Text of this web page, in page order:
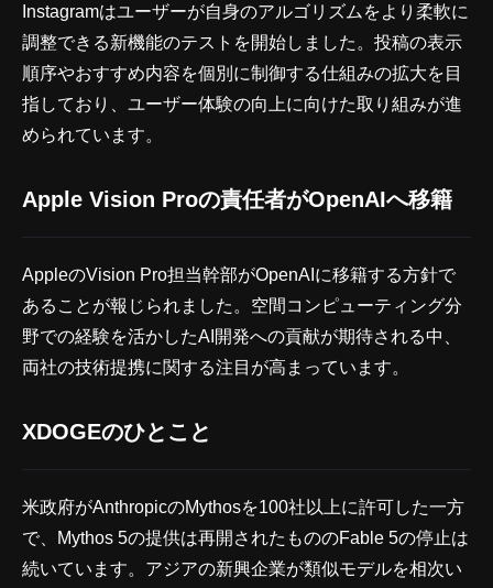
Instagramはユーザーが自身のアルゴリズムをより柔軟に
調整できる新機能のテストを開始しました。投稿の表示
順序やおすすめ内容を個別に制御する仕組みの拡大を目
指しており、ユーザー体験の向上に向けた取り組みが進
められています。
Apple Vision Proの責任者がOpenAIへ移籍
AppleのVision Pro担当幹部がOpenAIに移籍する方針で
あることが報じられました。空間コンピューティング分
野での経験を活かしたAI開発への貢献が期待される中、
両社の技術提携に関する注目が高まっています。
XDOGEのひとこと
米政府がAnthropicのMythosを100社以上に許可した一方
で、Mythos 5の提供は再開されたもののFable 5の停止は
続いています。アジアの新興企業が類似モデルを相次い